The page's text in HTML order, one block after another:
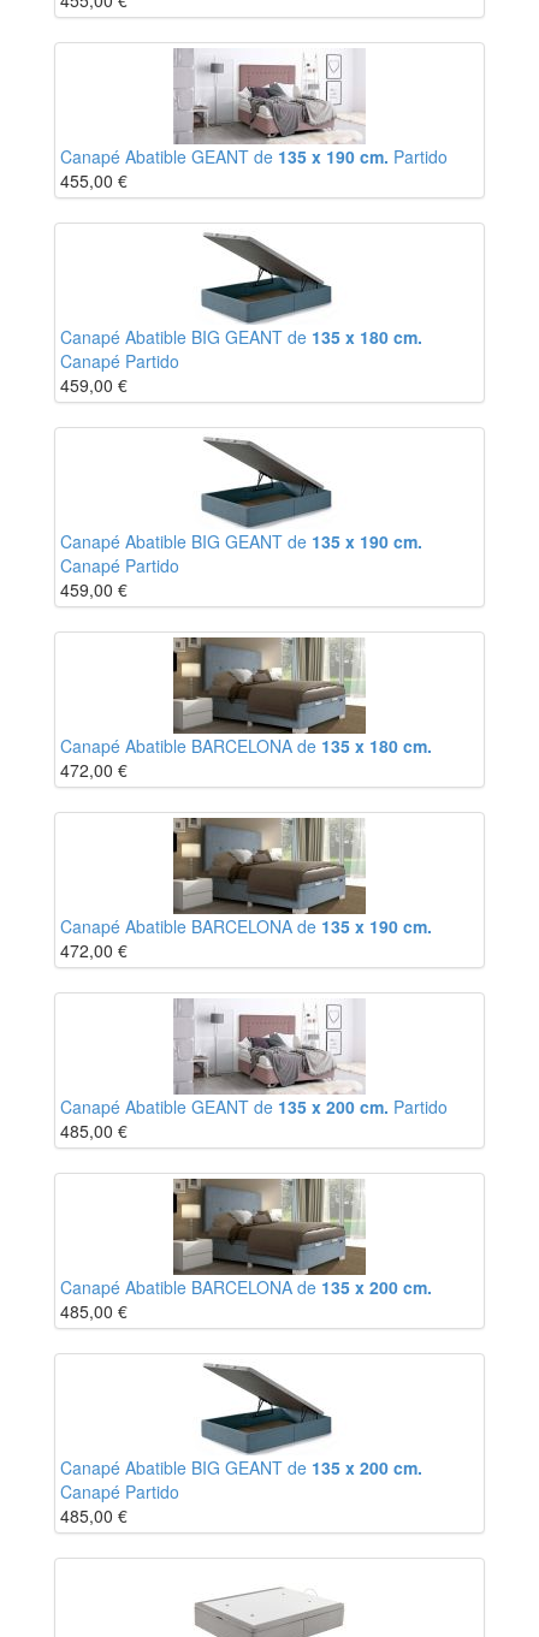
Canapé Abatible GEANT de 135 x 190 cm. Partido
455,00 €
Canapé Abatible BIG GEANT de 135 x 180 cm.
Canapé Partido
459,00 €
Canapé Abatible BIG GEANT de 135 x 190 cm.
Canapé Partido
459,00 €
Canapé Abatible BARCELONA de 135 x 180 cm.
472,00 €
Canapé Abatible BARCELONA de 135 x 190 cm.
472,00 €
Canapé Abatible GEANT de 135 x 200 cm. Partido
485,00 €
Canapé Abatible BARCELONA de 135 x 200 cm.
485,00 €
Canapé Abatible BIG GEANT de 135 x 200 cm.
Canapé Partido
485,00 €